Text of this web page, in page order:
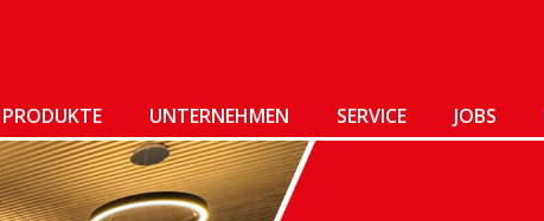
PRODUKTE UNTERNEHMEN SERVICE JOBS